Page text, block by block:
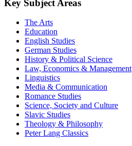
Key Subject Areas
The Arts
Education
English Studies
German Studies
History & Political Science
Law, Economics & Management
Linguistics
Media & Communication
Romance Studies
Science, Society and Culture
Slavic Studies
Theology & Philosophy
Peter Lang Classics